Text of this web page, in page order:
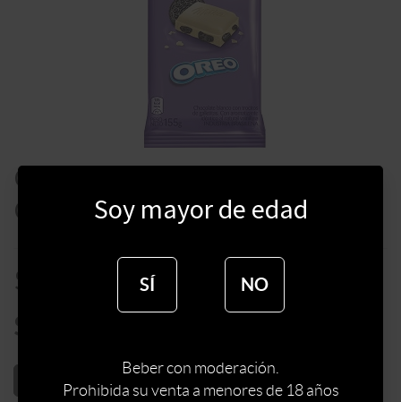
CHOCOLATE MILKA BLANCO
CON OREO 155 GRAMOS
$
$
Soy mayor de edad
SÍ NO
Beber con moderación.
Prohibida su venta a menores de 18 años